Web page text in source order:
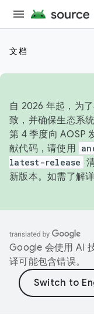
文档
自 2026 年起，为
致，并确保生态系
第 4 季度向 AOSP
献代码，请使用
latest-release
新版本。如需了解
Google 会使用 AI
译可能包含错误。